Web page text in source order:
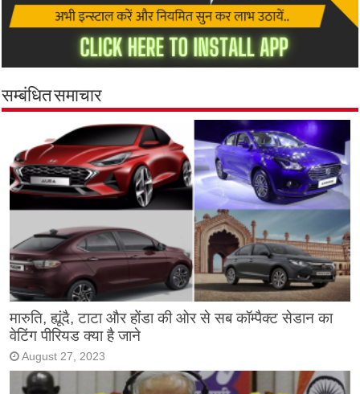
सम्बंधित समाचार
मारुति, ह्यूंदै, टाटा और होंडा की ओर से सब कॉम्पैक्ट सेडान का
वेटिंग पीरियड क्या है जाने
August 27, 2023